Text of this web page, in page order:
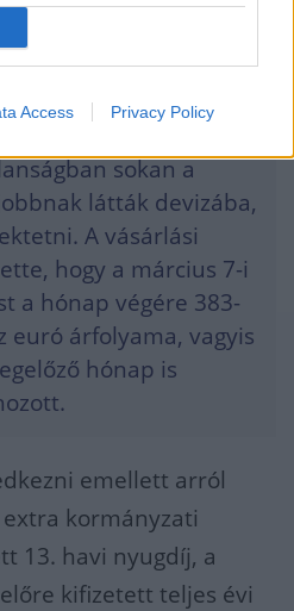
Access Privacy Policy
ugrás mögött
állhat.
sokan a
látták devizába,
A vásárlási
hogy a március 7-i
a hónap végére 383-
euró árfolyama, vagyis
hónap is
emellett arról
kormányzati
13. havi nyugdíj, a
kifizetett teljes évi